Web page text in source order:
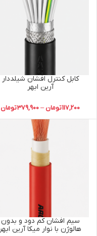
کابل کنترل افشان شیلددار
آرین ابهر
117,200تومان –
379,900تومان
سیم افشان کم دود و بدون
هالوژن با نوار میکا آرین ابهر